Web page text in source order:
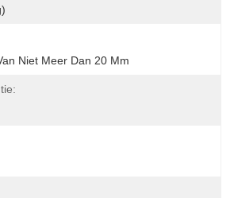
Niet Meer Dan 20 Mm